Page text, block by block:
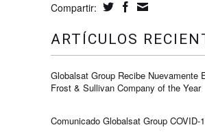
Compartir:
ARTÍCULOS
Globalsat Group Recibe Nuevamente
Frost & Sullivan Company of the Year
Comunicado Globalsat Group COVID-